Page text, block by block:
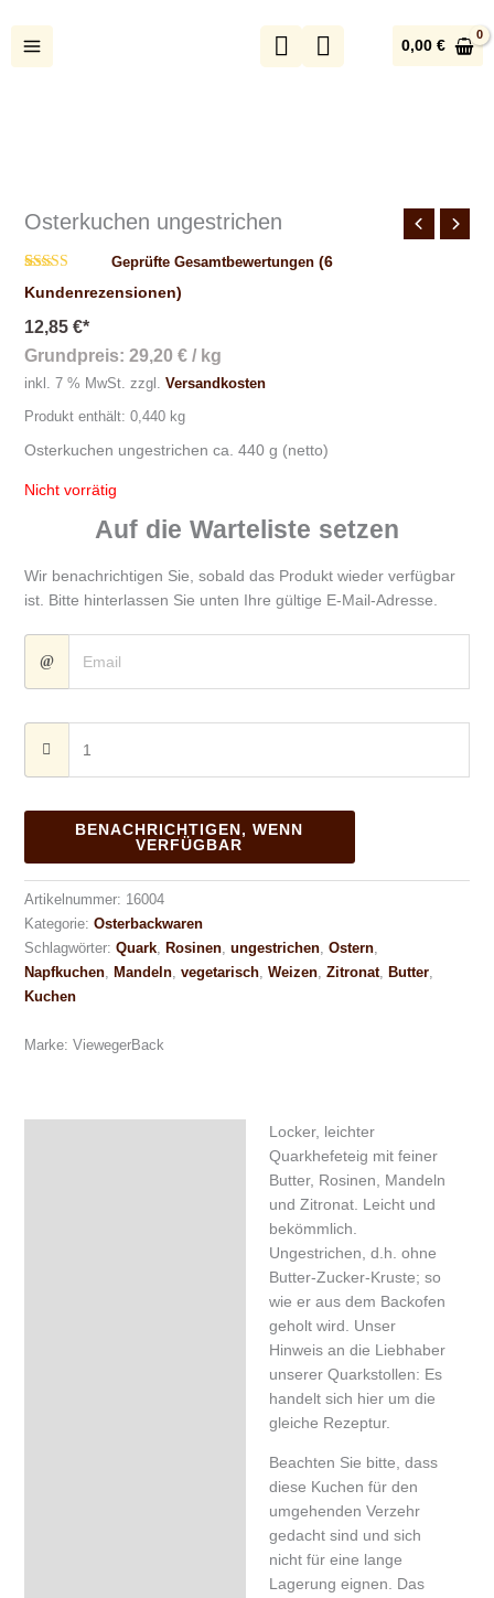
0,00 €
Osterkuchen ungestrichen
Bewertet mit
4.83von 5,
auf
6
Kundenbewertungen
Geprüfte Gesamtbewertungen (6
Kundenrezensionen)
12,85 €*
Grundpreis: 29,20 €/ kg
inkl. 7 % MwSt. zzgl. Versandkosten
Produkt enthält: 0,440 kg
Osterkuchen ungestrichen ca. 440 g (netto)
Nicht vorrätig
Auf die Warteliste setzen
Wir benachrichtigen Sie, sobald das Produkt wieder verfügbar
ist. Bitte hinterlassen Sie unten Ihre gültige E-Mail-Adresse.
BENACHRICHTIGEN, WENN
VERFÜGBAR
Artikelnummer: 16004
Kategorie: Osterbackwaren
Schlagwörter: Quark, Rosinen, ungestrichen, Ostern,
Napfkuchen, Mandeln, vegetarisch, Weizen, Zitronat, Butter,
Kuchen
Marke: ViewegerBack
Locker, leichter
Quarkhefeteig mit feiner
Butter, Rosinen, Mandeln
und Zitronat. Leicht und
bekömmlich.
Ungestrichen, d.h. ohne
Butter-Zucker-Kruste; so
wie er aus dem Backofen
geholt wird. Unser
Hinweis an die Liebhaber
unserer Quarkstollen: Es
handelt sich hier um die
gleiche Rezeptur.
Beachten Sie bitte, dass
diese Kuchen für den
umgehenden Verzehr
gedacht sind und sich
nicht für eine lange
Lagerung eignen. Das